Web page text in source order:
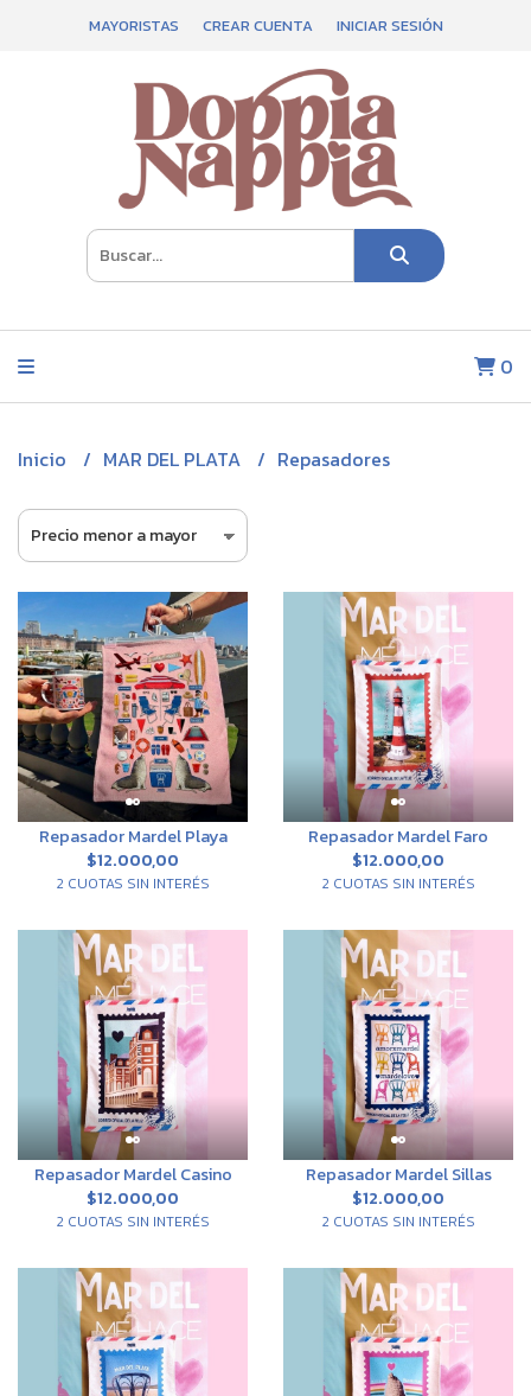
MAYORISTAS CREAR CUENTA INICIAR SESIÓN
0
Inicio MAR DEL PLATA Repasadores
Repasador Mardel Playa
$12.000,00
2 CUOTAS SIN INTERÉS
Repasador Mardel Faro
$12.000,00
2 CUOTAS SIN INTERÉS
Repasador Mardel Casino
$12.000,00
2 CUOTAS SIN INTERÉS
Repasador Mardel Sillas
$12.000,00
2 CUOTAS SIN INTERÉS